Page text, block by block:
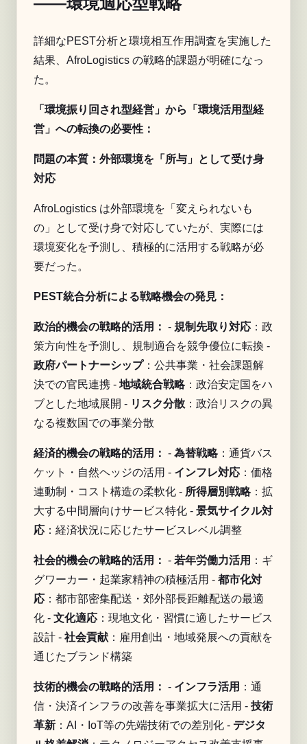
詳細なPEST分析と環境相互作用調査を実施した
結果、AfroLogistics の戦略的課題が明確になっ
た。
「環境振り回され型経営」から「環境活用型経
営」への転換の必要性：
問題の本質：外部環境を「所与」として受け身
対応
AfroLogistics は外部環境を「変えられないも
の」として受け身で対応していたが、実際には
環境変化を予測し、積極的に活用する戦略が必
要だった。
PEST統合分析による戦略機会の発見：
政治的機会の戦略的活用： - 規制先取り対応 ：政
策方向性を予測し、規制適合を競争優位に転換 -
政府パートナーシップ：公共事業・社会課題解
決での官民連携 - 地域統合戦略：政治安定国をハ
ブとした地域展開 - リスク分散 ：政治リスクの異
なる複数国での事業分散
経済的機会の戦略的活用： - 為替戦略：通貨バス
ケット・自然ヘッジの活用 - インフレ対応 ：価格
連動制・コスト構造の柔軟化 - 所得層別戦略：拡
大する中間層向けサービス特化 - 景気サイクル対
応 ：経済状況に応じたサービスレベル調整
社会的機会の戦略的活用： - 若年労働力活用 ：ギ
グワーカー・起業家精神の積極活用 - 都市化対
応 ：都市部密集配送・郊外部長距離配送の最適
化 - 文化適応 ：現地文化・習慣に適したサービス
設計 - 社会貢献 ：雇用創出・地域発展への貢献を
通じたブランド構築
技術的機会の戦略的活用： - インフラ活用 ：通
信・決済インフラの改善を事業拡大に活用 - 技術
革新 ：AI・IoT等の先端技術での差別化 - デジタ